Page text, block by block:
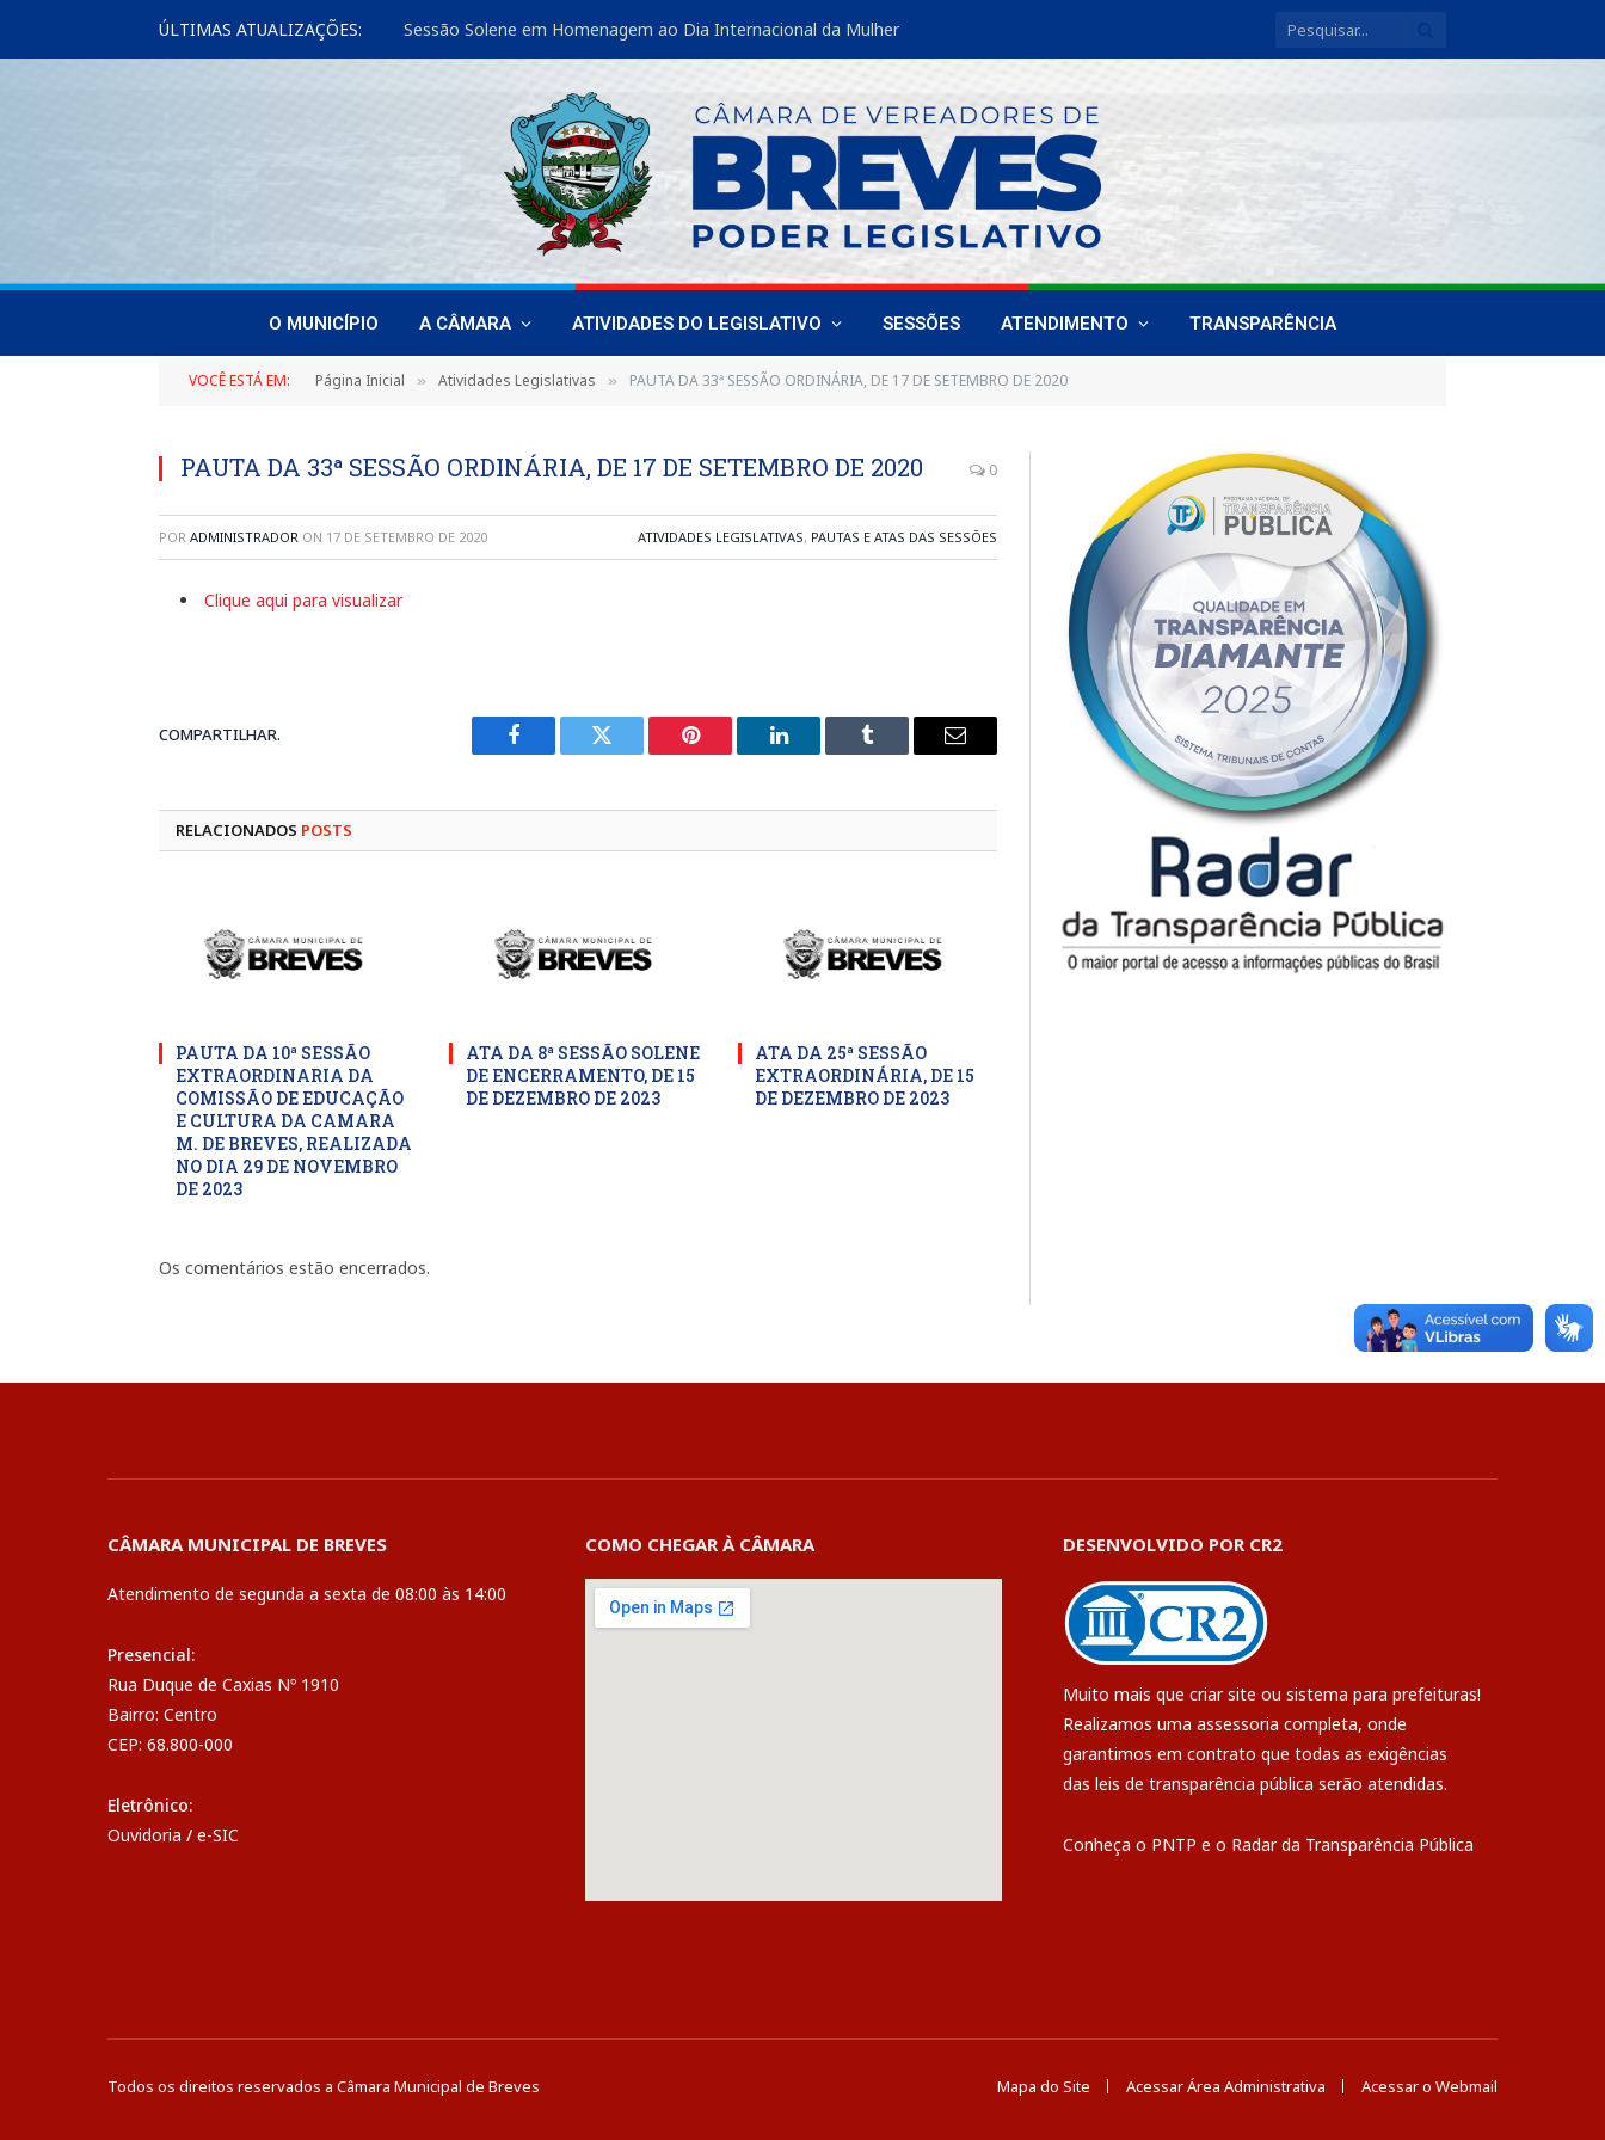
ÚLTIMAS ATUALIZAÇÕES: Sessão Solene em Homenagem ao Dia Internacional da Mulher
O MUNICÍPIO A CÂMARA ATIVIDADES DO LEGISLATIVO SESSÕES ATENDIMENTO TRANSPARÊNCIA
VOCÊ ESTÁ EM: Página Inicial » Atividades Legislativas » PAUTA DA 33ª SESSÃO ORDINÁRIA, DE 17 DE SETEMBRO DE 2020
PAUTA DA 33ª SESSÃO ORDINÁRIA, DE 17 DE SETEMBRO DE 2020 0
POR ADMINISTRADOR ON 17 DE SETEMBRO DE 2020 ATIVIDADES LEGISLATIVAS, PAUTAS E ATAS DAS SESSÕES
Clique aqui para visualizar
COMPARTILHAR.
Facebook Twitter Pinterest LinkedIn Tumblr
E-
RELACIONADOS POSTS
PAUTA DA 10ª SESSÃO
EXTRAORDINARIA DA
COMISSÃO DE EDUCAÇÃO
E CULTURA DA CAMARA
M. DE BREVES, REALIZADA
NO DIA 29 DE NOVEMBRO
DE 2023
ATA DA 8ª SESSÃO SOLENE
DE ENCERRAMENTO, DE 15
DE DEZEMBRO DE 2023
ATA DA 25ª SESSÃO
EXTRAORDINÁRIA, DE 15
DE DEZEMBRO DE 2023
Os comentários estão encerrados.
CÂMARA MUNICIPAL DE BREVES
Atendimento de segunda a sexta de 08:00 às 14:00
Presencial:
Rua Duque de Caxias Nº 1910
Bairro: Centro
CEP: 68.800-000
Eletrônico:
Ouvidoria / e-SIC
COMO CHEGAR À CÂMARA DESENVOLVIDO POR CR2
Muito mais que criar site ou sistema para prefeituras!
Realizamos uma assessoria completa, onde
garantimos em contrato que todas as exigências
das leis de transparência pública serão atendidas.
Conheça o PNTP e o Radar da Transparência Pública
Todos os direitos reservados a Câmara Municipal de Breves Mapa do Site Acessar Área Administrativa Acessar o Webmail